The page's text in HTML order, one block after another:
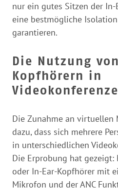
nur ein gutes Sitzen der
eine bestmögliche
garantieren.
Die Nutzung
Kopfhörern in
Die Zunahme an
dazu, dass sich mehrere
in unterschiedlichen
Die Erprobung hat gezeigt:
oder In-Ear-Kopfhörer mit
Mikrofon und der ANC